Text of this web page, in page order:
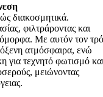
διακοσμητικά.
φιλτράροντας και
Με αυτόν τον
ατμόσφαιρα, ενώ
για τεχνητό φωτισμό
μειώνοντας